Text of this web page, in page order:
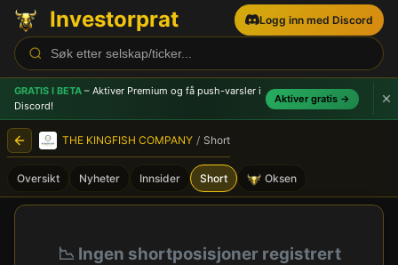
Investorprat Logg inn med Discord
GRATIS I BETA – Aktiver Premium og få push-varsler i
Discord!
Aktiver gratis →
THE KINGFISH COMPANY / Short
Oversikt Nyheter Innsider Short Oksen
📉 Ingen shortposisjoner registrert